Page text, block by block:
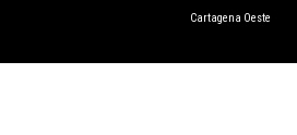
Cartagena Oeste